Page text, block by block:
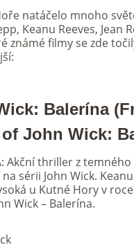
natáčelo mnoho
Keanu Reeves, Jean
známé filmy se zde
Balerína
John Wick:
Akční thriller z
sérii John Wick.
u Kutné Hory v
Wick – Balerína.